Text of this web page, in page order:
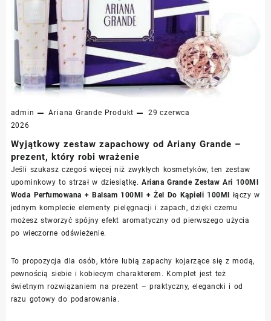
admin Ariana Grande Produkt
29 czerwca
2026
Wyjątkowy zestaw zapachowy od Ariany Grande –
prezent, który robi wrażenie
Jeśli szukasz czegoś więcej niż zwykłych kosmetyków, ten zestaw
upominkowy to strzał w dziesiątkę.Ariana Grande Zestaw Ari 100Ml
Woda Perfumowana + Balsam 100Ml + Żel Do Kąpieli 100Ml
łączy w
jednym komplecie elementy pielęgnacji i zapach, dzięki czemu
możesz stworzyć spójny efekt aromatyczny od pierwszego użycia
po wieczorne odświeżenie.
To propozycja dla osób, które lubią zapachy kojarzące się z modą,
pewnością siebie i kobiecym charakterem. Komplet jest też
świetnym rozwiązaniem na prezent – praktyczny, elegancki i od
razu gotowy do podarowania.